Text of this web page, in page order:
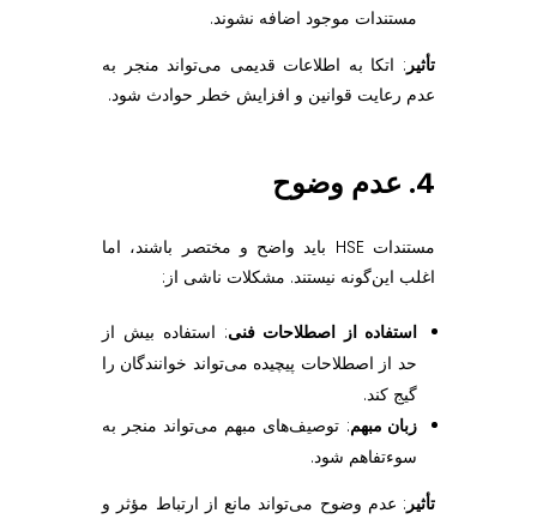
مستندات موجود اضافه نشوند.
تأثیر : اتکا به اطلاعات قدیمی می‌تواند منجر به
عدم رعایت قوانین و افزایش خطر حوادث شود.
4. عدم وضوح
مستندات HSE باید واضح و مختصر باشند، اما
اغلب این‌گونه نیستند. مشکلات ناشی از:
استفاده از اصطلاحات فنی: استفاده بیش از
حد از اصطلاحات پیچیده می‌تواند خوانندگان را
گیج کند.
زبان مبهم: توصیف‌های مبهم می‌تواند منجر به
سوءتفاهم شود.
تأثیر : عدم وضوح می‌تواند مانع از ارتباط مؤثر و